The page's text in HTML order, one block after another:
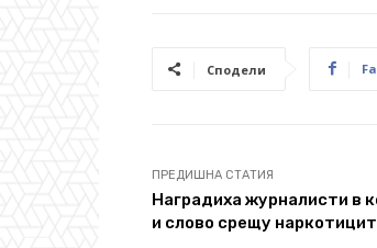
Сподели
ПРЕДИШНА СТАТИЯ
Наградиха журналисти в
и слово срещу